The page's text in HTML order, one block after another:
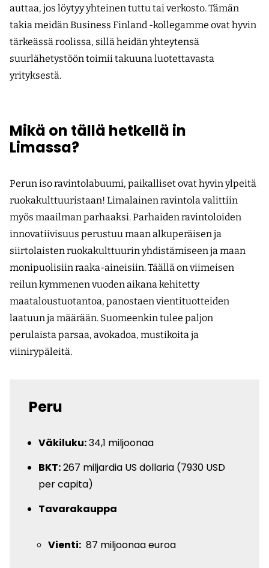
auttaa, jos löytyy yhteinen tuttu tai verkosto. Tämän
takia meidän Business Finland -kollegamme ovat hyvin
tärkeässä roolissa, sillä heidän yhteytensä
suurlähetystöön toimii takuuna luotettavasta
yrityksestä.
Mikä on tällä hetkellä in
Limassa?
Perun iso ravintolabuumi, paikalliset ovat hyvin ylpeitä
ruokakulttuuristaan! Limalainen ravintola valittiin
myös maailman parhaaksi. Parhaiden ravintoloiden
innovatiivisuus perustuu maan alkuperäisen ja
siirtolaisten ruokakulttuurin yhdistämiseen ja maan
monipuolisiin raaka-aineisiin. Täällä on viimeisen
reilun kymmenen vuoden aikana kehitetty
maataloustuotantoa, panostaen vientituotteiden
laatuun ja määrään. Suomeenkin tulee paljon
perulaista parsaa, avokadoa, mustikoita ja
viinirypäleitä.
Peru
Väkiluku:34,1 miljoonaa
BKT:267 miljardia US dollaria (7930 USD
per capita)
Tavarakauppa
Vienti: 87 miljoonaa euroa